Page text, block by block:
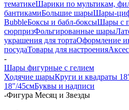
тематикеШарики по мультикам,
бантикамиБольшие шарыШары-
BubbleБоксы и бабл-боксыШары с
сюрпризФольгированные шары
украшения для тортаОформление
посудаТовары для настроения
-
Шары фигурные с гелием
Ходячие шарыКруги и квадраты
18"/45смБуквы и надписи
-Фигура Месяц и Звезды